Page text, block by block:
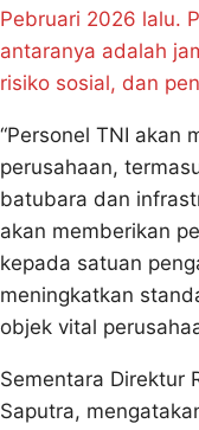
Pebruari 2026 lalu.
antaranya adalah
risiko sosial, dan
“Personel TNI akan
perusahaan,
batubara dan
akan memberikan
kepada satuan
meningkatkan
objek vital
Sementara Direktur
Saputra,